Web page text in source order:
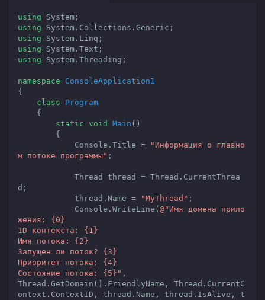
using
using
using
using
using System.Threading;
namespace
ConsoleApplication1
{
class
Program
static void Main ( )
{
            Console.Title =
"Информация о главно
м потоке программы" ;
d;
            thread.Name =
"MyThread" ;
            Console.WriteLine(
@"Имя домена прило
жения: {0}
ID контекста: {1}
Имя потока: {2}
Запущен ли поток? {3}
Приоритет потока: {4}
Состояние потока: {5}" ,
Thread.GetDomain().FriendlyName, Thread.CurrentC
ontext.ContextID, thread.Name, thread.IsAlive, t